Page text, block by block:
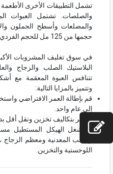
تشمل التطبيقات الأخرى
والصلصات. تشتمل العبوات
والمضلعات وأسطح الجملون
حجمها من 125 مل للحجم الفردي إلى 1000 مل لحجم الأسرة.
في سوق تغليف المشروبات
البلاستيك الصلب والزجاج
تتنافس العبوة المعقمة مع
وتتميز بالمزايا التالية:
قم بإطالة العمر الافتراضي
إلى عام واحد.
متوفر بتكاليف تخزين ونقل أقل
والعلب المعدنية ومعظم
اللوجستية والتخزين.